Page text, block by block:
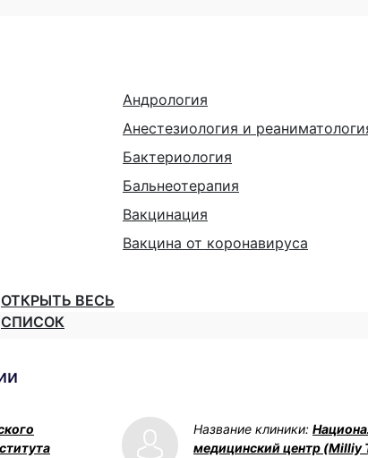
Андрология
Анестезиология и
Бактериология
Бальнеотерапия
Вакцинация
Вакцина от коронавируса
ОТКРЫТЬ ВЕСЬ
СПИСОК
Название клиники:
медицинский центр (Milliy